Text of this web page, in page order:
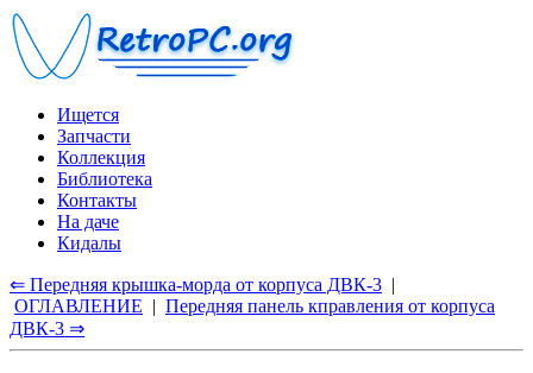
Ищется
Запчасти
Коллекция
Библиотека
Контакты
На даче
Кидалы
⇐ Передняя крышка-морда от корпуса ДВК-3 |
ОГЛАВЛЕНИЕ | Передняя панель кправления от корпуса
ДВК-3 ⇒